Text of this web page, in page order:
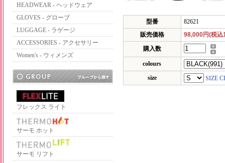
HEADWEAR - ヘッドウェア
GLOVES - グローブ
LUGGAGE - ラゲージ
ACCESSORIES - アクセサリー
Women's - ウィメンズ
フレックス ライト
サーモ ホット
サーモ リフト
型番
82621
販売価格
98,000円(税込
購入数
colours
size
SIZE